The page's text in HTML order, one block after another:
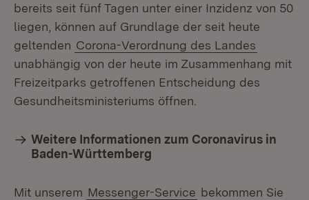
bereits seit fünf Tagen unter einer Inzidenz von 50
liegen, können auf Grundlage der seit heute
geltenden Corona-Verordnung des Landes
unabhängig von der heute im Zusammenhang mit
Freizeitparks getroffenen Entscheidung des
Gesundheitsministeriums öffnen.
Weitere Informationen zum Coronavirus in
Baden-Württemberg
Mit unserem Messenger-Service bekommen Sie